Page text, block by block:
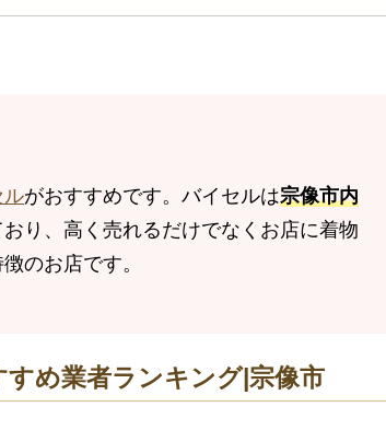
ルがおすすめです。バイセルは宗像市内
おり、高く売れるだけでなくお店に着物
のお店です。
すめ業者ランキング|宗像市